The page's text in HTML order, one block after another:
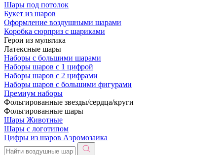
Шары под потолок
Букет из шаров
Оформление воздушными шарами
Коробка сюрприз с шариками
Герои из мультика
Латексные шары
Наборы с большими шарами
Наборы шаров с 1 цифрой
Наборы шаров с 2 цифрами
Наборы шаров с большими фигурами
Премиум наборы
Фольгированные звезды/сердца/круги
Фольгированные шары
Шары Животные
Шары с логотипом
Цифры из шаров Аэромозаика